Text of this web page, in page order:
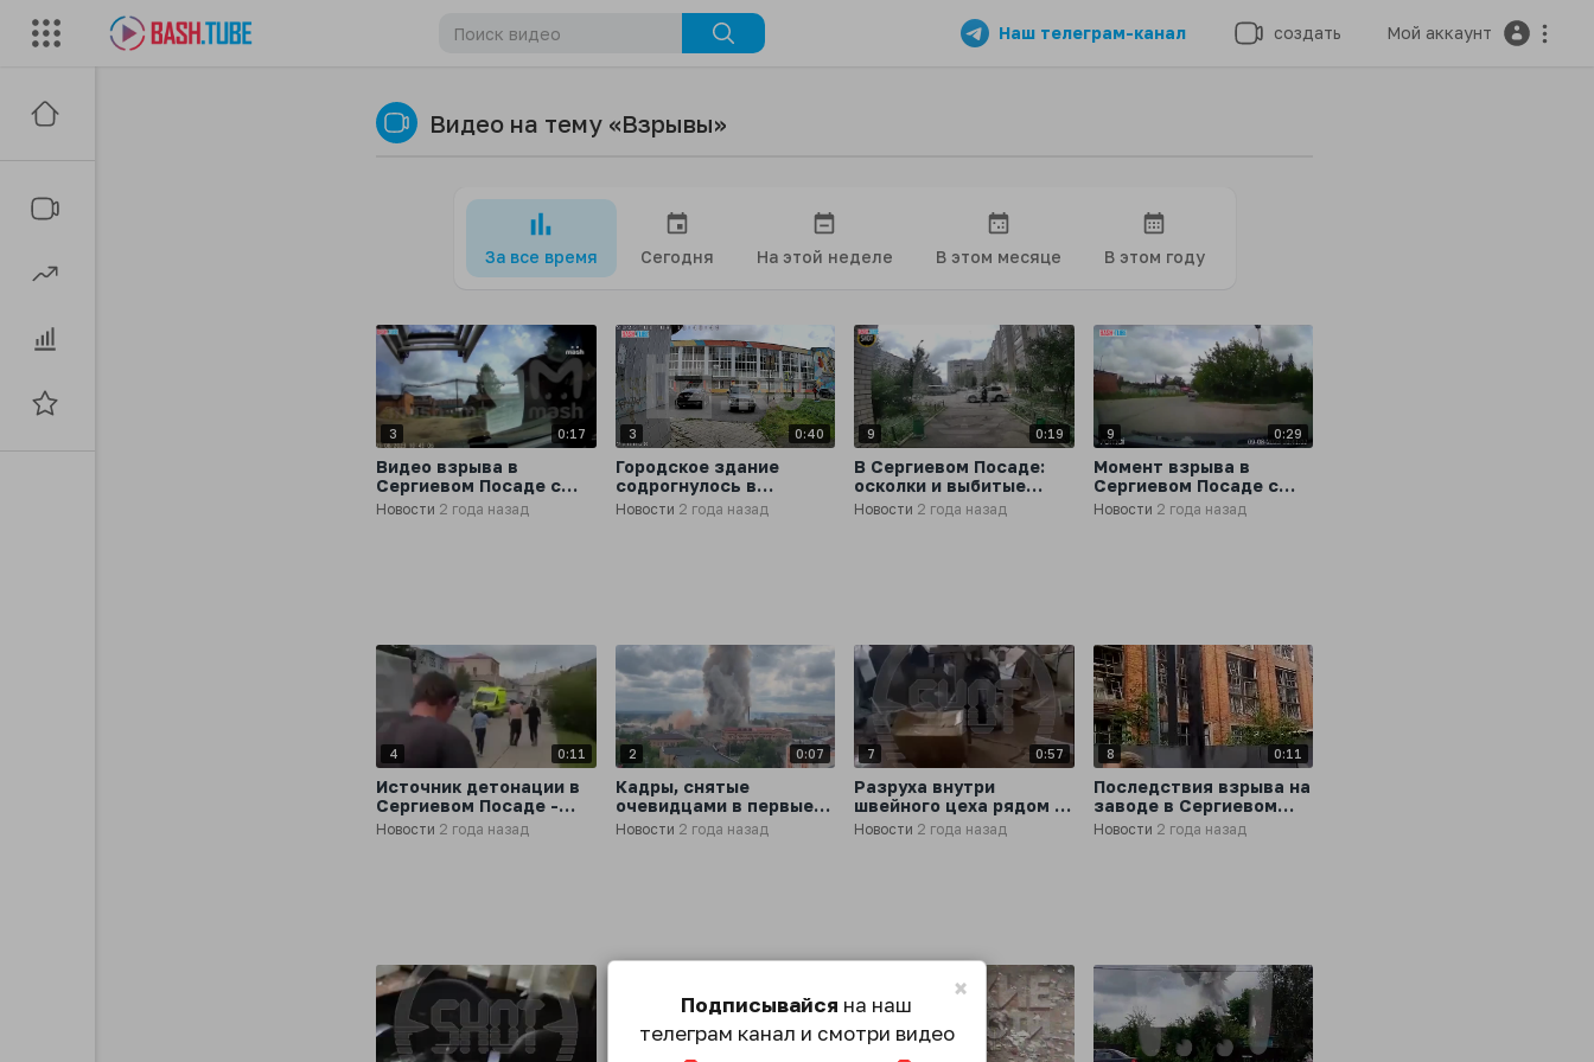
Наш телеграм-канал создать Мой аккаунт
Видео на тему «Взрывы»
За все время Сегодня На этой неделе В этом месяце В этом году
3 0:17
Видео взрыва в
Сергиевом Посаде с
авторегистратора
Новости 2 года назад
3 0:40
Городское здание
содрогнулось в
результате мощного
взрыва в Сергиевом
Новости 2 года назад
9 0:19
В Сергиевом Посаде:
осколки и выбитые
рамы падают в паре
шагов от перепуганной
Новости 2 года назад
9 0:29
Момент взрыва в
Сергиевом Посаде с
регистратора
автомобиля
Новости 2 года назад
4 0:11
Источник детонации в
Сергиевом Посаде -
склад пиротехники,
арендованный
Новости 2 года назад
2 0:07
Кадры, снятые
очевидцами в первые
минуты после взрыва в
Сергиевом Посаде
Новости 2 года назад
7 0:57
Разруха внутри
швейного цеха рядом с
местом взрыва в
Сергиевом Посаде
Новости 2 года назад
8 0:11
Последствия взрыва на
заводе в Сергиевом
Пасаде
Новости 2 года назад
×
Подписывайся на наш
телеграм канал и смотри видео